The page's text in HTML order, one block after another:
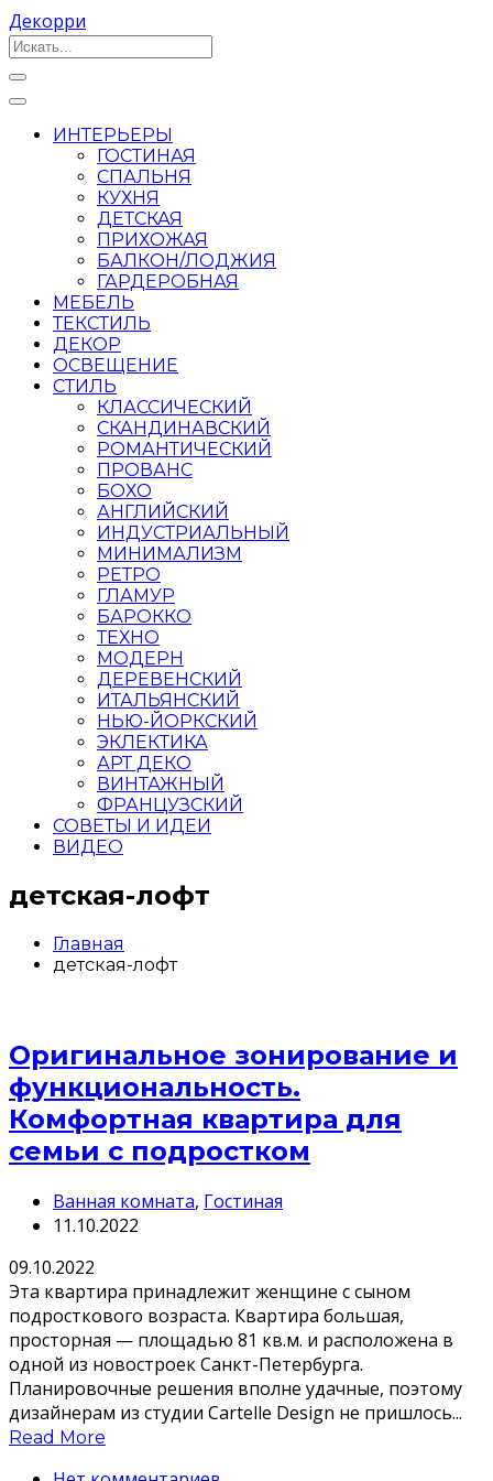
Декорри
ИНТЕРЬЕРЫ
ГОСТИНАЯ
СПАЛЬНЯ
КУХНЯ
ДЕТСКАЯ
ПРИХОЖАЯ
БАЛКОН/ЛОДЖИЯ
ГАРДЕРОБНАЯ
МЕБЕЛЬ
ТЕКСТИЛЬ
ДЕКОР
ОСВЕЩЕНИЕ
СТИЛЬ
КЛАССИЧЕСКИЙ
СКАНДИНАВСКИЙ
РОМАНТИЧЕСКИЙ
ПРОВАНС
БОХО
АНГЛИЙСКИЙ
ИНДУСТРИАЛЬНЫЙ
МИНИМАЛИЗМ
РЕТРО
ГЛАМУР
БАРОККО
ТЕХНО
МОДЕРН
ДЕРЕВЕНСКИЙ
ИТАЛЬЯНСКИЙ
НЬЮ-ЙОРКСКИЙ
ЭКЛЕКТИКА
АРТ ДЕКО
ВИНТАЖНЫЙ
ФРАНЦУЗСКИЙ
СОВЕТЫ И ИДЕИ
ВИДЕО
детская-лофт
Главная
детская-лофт
Оригинальное зонирование и
функциональность.
Комфортная квартира для
семьи с подростком
Ванная комната, Гостиная
11.10.2022
09.10.2022
Эта квартира принадлежит женщине с сыном
подросткового возраста. Квартира большая,
просторная — площадью 81 кв.м. и расположена в
одной из новостроек Санкт-Петербурга.
Планировочные решения вполне удачные, поэтому
дизайнерам из студии Cartelle Design не пришлось...
Read More